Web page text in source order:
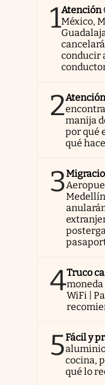
1Atención
México,
conducir
2manija
por qué
qué
3
4Truco
WiFi |
5Fácil y
cocina,
qué lo